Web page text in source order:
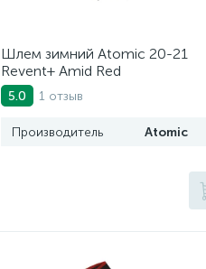
Шлем зимний Atomic 20-21
Revent+ Amid Red
5.0 1 отзыв
Производитель Atomic